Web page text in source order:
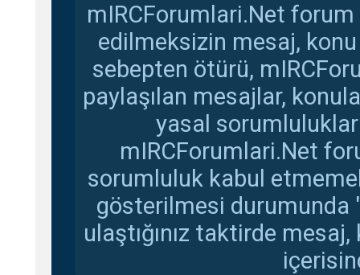
mIRCForumlari.Net
edilmeksizin mesaj,
sebepten ötürü,
paylaşılan mesajlar,
yasal
mIRCForumlari.Net
sorumluluk kabul
gösterilmesi durumunda
ulaştığınız taktirde